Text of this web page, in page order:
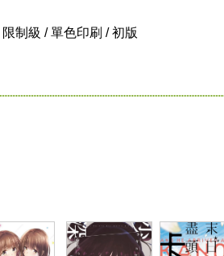
制級 / 單色印刷 / 初版